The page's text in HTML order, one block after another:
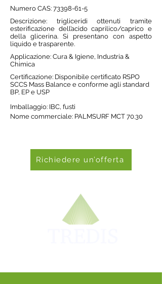
Numero CAS: 73398-61-5
Descrizione: trigliceridi ottenuti tramite
esterificazione dell’acido caprilico/caprico e
della glicerina. Si presentano con aspetto
liquido e trasparente.
Applicazione: Cura & Igiene, Industria &
Chimica
Certificazione: Disponibile certificato RSPO
SCCS Mass Balance e conforme agli standard
BP, EP e USP
Imballaggio: IBC, fusti
Nome commerciale: PALMSURF MCT 70.30
Richiedere un’offerta